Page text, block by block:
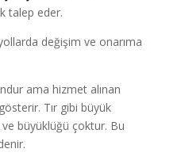
talep eder.
değişim ve onarıma
ama hizmet alınan
Tır gibi büyük
ve büyüklüğü çoktur. Bu